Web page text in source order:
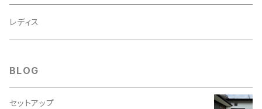
レディス
BLOG
セットアップ